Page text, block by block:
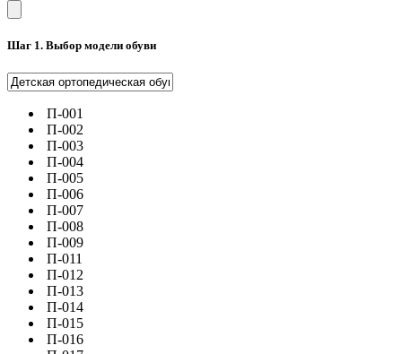
Шаг 1. Выбор модели обуви
П-001
П-002
П-003
П-004
П-005
П-006
П-007
П-008
П-009
П-011
П-012
П-013
П-014
П-015
П-016